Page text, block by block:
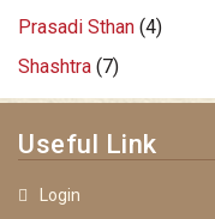
Prasadi Sthan (4)
Shashtra (7)
Useful Link
Login